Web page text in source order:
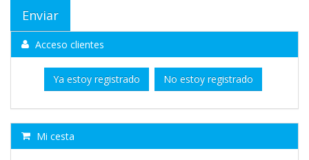
Acceso clientes
Ya estoy registrado No estoy registrado
Mi cesta